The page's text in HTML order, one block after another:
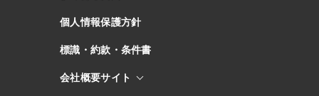
個人情報保護方針
標識・約款・条件書
会社概要サイト